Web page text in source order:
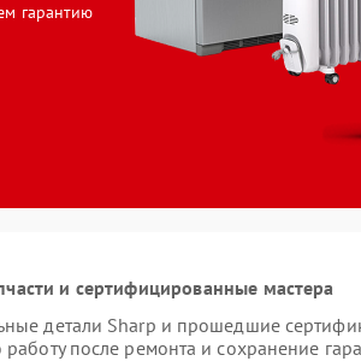
гарантию
и сертифицированные мастера
детали Sharp и прошедшие
работу после ремонта и сохранение